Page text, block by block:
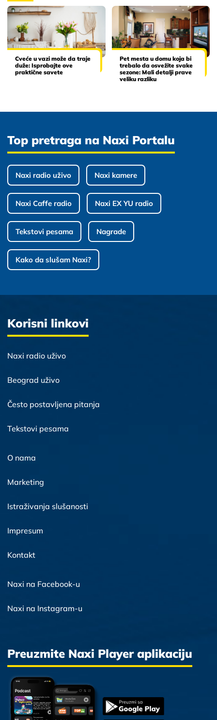
Cveće u vazi može da traje
duže: Isprobajte ove
praktične savete
Pet mesta u domu koja bi
trebalo da osvežite svake
sezone: Mali detalji prave
veliku razliku
Top pretraga na Naxi Portalu
Naxi radio uživo Naxi kamere
Naxi Caffe radio Naxi EX YU radio
Tekstovi pesama Nagrade
Kako da slušam Naxi?
Korisni linkovi
Naxi radio uživo
Beograd uživo
Često postavljena pitanja
Tekstovi pesama
O nama
Marketing
Istraživanja slušanosti
Impresum
Kontakt
Naxi na Facebook-u
Naxi na Instagram-u
Preuzmite Naxi Player aplikaciju